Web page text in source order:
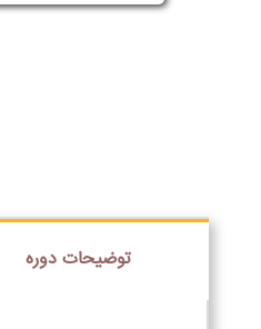
توضیحات دوره